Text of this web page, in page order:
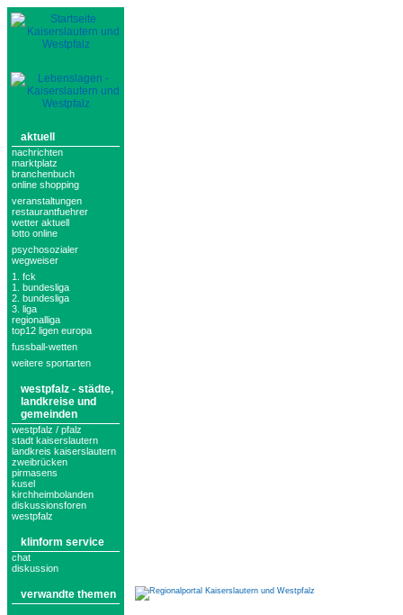
aktuell
nachrichten
marktplatz
branchenbuch
online shopping
veranstaltungen
restaurantfuehrer
wetter aktuell
lotto online
psychosozialer
wegweiser
1. fck
1. bundesliga
2. bundesliga
3. liga
regionalliga
top12 ligen europa
fussball-wetten
weitere sportarten
westpfalz - städte,
landkreise und
gemeinden
westpfalz / pfalz
stadt kaiserslautern
landkreis kaiserslautern
zweibrücken
pirmasens
kusel
kirchheimbolanden
diskussionsforen
westpfalz
klinform service
chat
diskussion
verwandte themen